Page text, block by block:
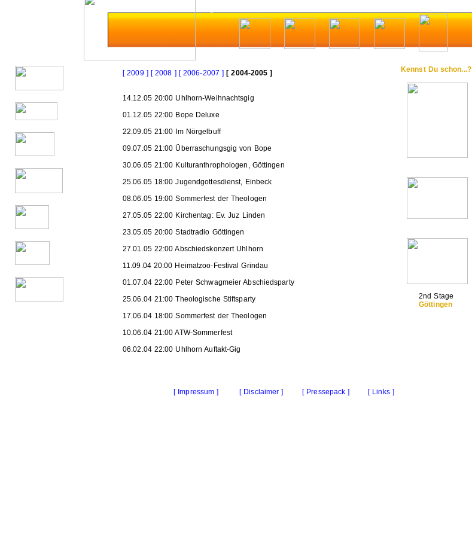
Kennst Du schon...?
2nd Stage
Göttingen
[ Impressum ] [ Disclaimer ] [ Pressepack ] [ Links ]
[ 2009 ] [ 2008 ] [ 2006-2007 ] [ 2004-2005 ]
14.12.05 20:00 Uhlhorn-Weihnachtsgig
01.12.05 22:00 Bope Deluxe
22.09.05 21:00 Im Nörgelbuff
09.07.05 21:00 Überraschungsgig von Bope
30.06.05 21:00 Kulturanthrophologen, Göttingen
25.06.05 18:00 Jugendgottesdienst, Einbeck
08.06.05 19:00 Sommerfest der Theologen
27.05.05 22:00 Kirchentag: Ev. Juz Linden
23.05.05 20:00 Stadtradio Göttingen
27.01.05 22:00 Abschiedskonzert Uhlhorn
11.09.04 20:00 Heimatzoo-Festival Grindau
01.07.04 22:00 Peter Schwagmeier Abschiedsparty
25.06.04 21:00 Theologische Stiftsparty
17.06.04 18:00 Sommerfest der Theologen
10.06.04 21:00 ATW-Sommerfest
06.02.04 22:00 Uhlhorn Auftakt-Gig